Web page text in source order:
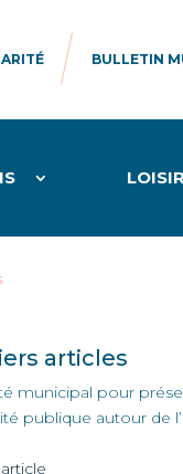
BULLETIN
articles
municipal pour
publique autour de